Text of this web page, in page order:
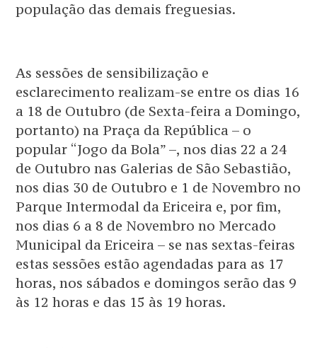
população das demais freguesias.
As sessões de sensibilização e
esclarecimento realizam-se entre os dias 16
a 18 de Outubro (de Sexta-feira a Domingo,
portanto) na Praça da República – o
popular “Jogo da Bola” –, nos dias 22 a 24
de Outubro nas Galerias de São Sebastião,
nos dias 30 de Outubro e 1 de Novembro no
Parque Intermodal da Ericeira e, por fim,
nos dias 6 a 8 de Novembro no Mercado
Municipal da Ericeira – se nas sextas-feiras
estas sessões estão agendadas para as 17
horas, nos sábados e domingos serão das 9
às 12 horas e das 15 às 19 horas.